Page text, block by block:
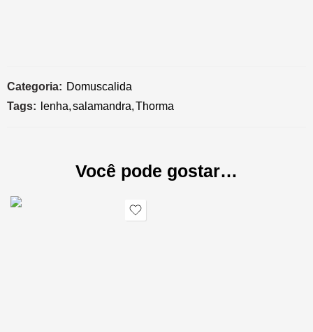
Categoria: Domuscalida
Tags:
lenha,salamandra,Thorma
Você pode gostar…